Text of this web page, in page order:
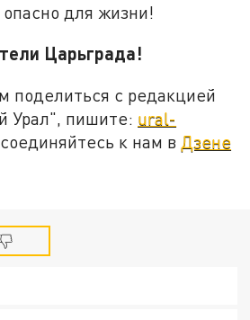
для жизни!
Царьграда!
поделиться с редакцией
Урал", пишите: ural-
к нам в Дзене